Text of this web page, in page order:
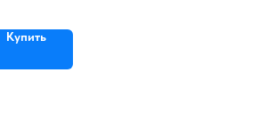
Купить